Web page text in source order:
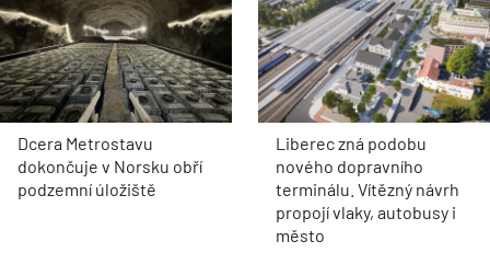
Dcera Metrostavu
dokončuje v Norsku obří
podzemní úložiště
Liberec zná podobu
nového dopravního
terminálu. Vítězný návrh
propojí vlaky, autobusy i
město